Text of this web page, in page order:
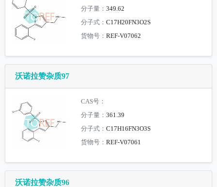
分子量：349.62
分子式：C17H20FN3O2S
货物号：REF-V07062
沃诺拉赞杂质97
CAS号：
分子量：361.39
分子式：C17H16FN3O3S
货物号：REF-V07061
沃诺拉赞杂质96